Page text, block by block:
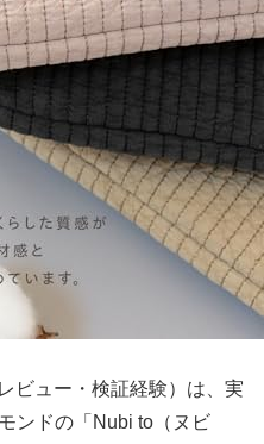
ビュー・検証経験）は、実
ンドの「Nubi to（ヌビ